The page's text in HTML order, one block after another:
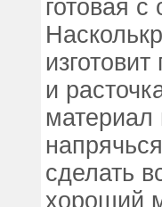
готовая
и
материал
сделать
хороший